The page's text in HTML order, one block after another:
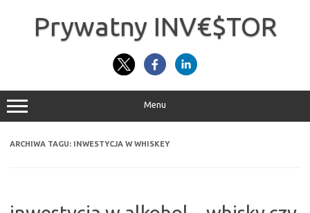
Prywatny INV€$TOR
Menu
ARCHIWA TAGU: INWESTYCJA W WHISKEY